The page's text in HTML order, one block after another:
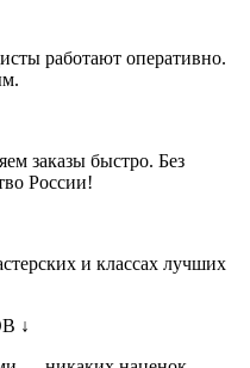
работают оперативно.
заказы быстро. Без
России!
и классах лучших
↓